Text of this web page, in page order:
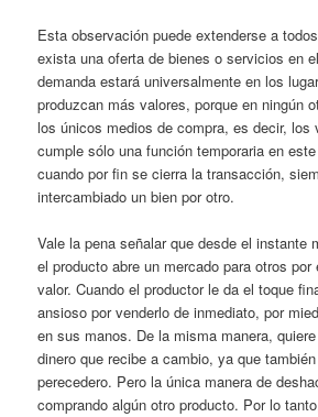
Esta observación puede extenderse a
exista una oferta de bienes o servicios en
demanda estará universalmente en los
produzcan más valores, porque en ningún
los únicos medios de compra, es decir, los
cumple sólo una función temporaria en
cuando por fin se cierra la transacción,
intercambiado un bien por otro.
Vale la pena señalar que desde el instante
el producto abre un mercado para otros
valor. Cuando el productor le da el toque
ansioso por venderlo de inmediato, por
en sus manos. De la misma manera,
dinero que recibe a cambio, ya que
perecedero. Pero la única manera de
comprando algún otro producto. Por lo